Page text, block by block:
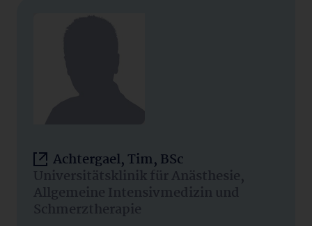
Achtergael, Tim, BSc
Universitätsklinik für Anästhesie,
Allgemeine Intensivmedizin und
Schmerztherapie